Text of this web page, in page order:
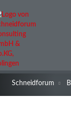
Schneidforum